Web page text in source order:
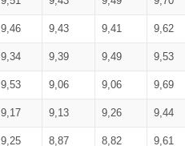
9,46 9,43 9,41 9,62
9,34 9,39 9,49 9,53
9,53 9,06 9,06 9,69
9,17 9,13 9,26 9,44
9,25 8,87 8,82 9,61